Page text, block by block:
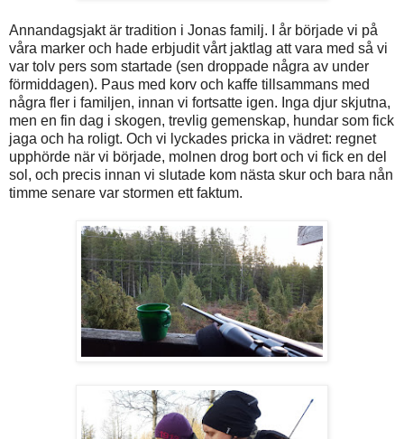
Annandagsjakt är tradition i Jonas familj. I år började vi på
våra marker och hade erbjudit vårt jaktlag att vara med så vi
var tolv pers som startade (sen droppade några av under
förmiddagen). Paus med korv och kaffe tillsammans med
några fler i familjen, innan vi fortsatte igen. Inga djur skjutna,
men en fin dag i skogen, trevlig gemenskap, hundar som fick
jaga och ha roligt. Och vi lyckades pricka in vädret: regnet
upphörde när vi började, molnen drog bort och vi fick en del
sol, och precis innan vi slutade kom nästa skur och bara nån
timme senare var stormen ett faktum.